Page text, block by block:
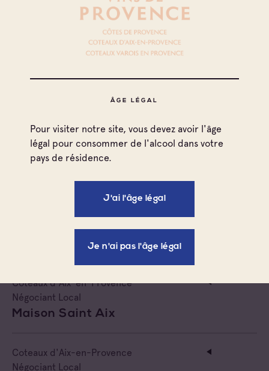
ÂGE LÉGAL
Pour visiter notre site, vous devez avoir l'âge
légal pour consommer de l'alcool dans votre
pays de résidence.
J'ai l'âge légal
Je n'ai pas l'âge légal
Côtes de Provence
Côtes de Provence La Londe
Coteaux d'Aix-en-Provence
La Sangliere
Côtes de Provence Sainte Victoire
Coteaux d'Aix-en-Provence
Négociant Local
Négociant Local
Coteaux d'Aix-en-Provence
Négociant Local
Maison Saint Aix
Coteaux d'Aix-en-Provence
Négociant Local